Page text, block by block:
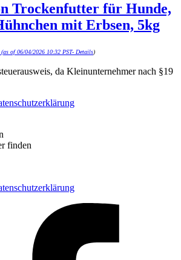
Trockenfutter für Hunde,
mit Erbsen, 5kg
(as of 06/04/2026 10:32 PST- Details)
da Kleinunternehmer nach §19
finden